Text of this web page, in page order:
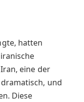
hatten
eine der
und
Diese